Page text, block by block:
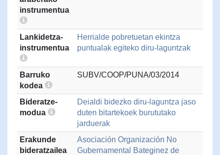
instrumentua
Lankidetza-
instrumentua
Herrialde pobretuetan ekintza
puntualak egiteko diru-laguntzak
Barruko
kodea
SUBV/COOP/PUNA/03/2014
Bideratze-
modua
Deialdi bidezko diru-laguntza jaso
duten bitartekoek burututako
jarduerak
Erakunde
bideratzailea
Asociación Organización No
Gubernamental Bateginez de